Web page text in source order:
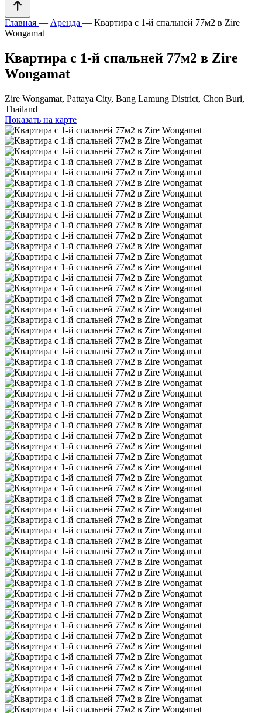
Главная — Аренда — Квартира с 1-й спальней 77м2 в Zire
Wongamat
Квартира с 1-й спальней 77м2 в Zire
Wongamat
Zire Wongamat, Pattaya City, Bang Lamung District, Chon Buri,
Thailand
Показать на карте